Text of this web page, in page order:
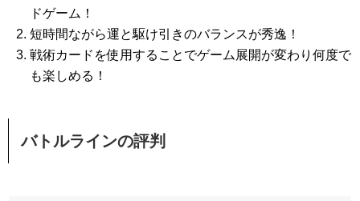
ドゲーム！
短時間ながら運と駆け引きのバランスが秀逸！
戦術カードを使用することでゲーム展開が変わり何度で
も楽しめる！
バトルラインの評判